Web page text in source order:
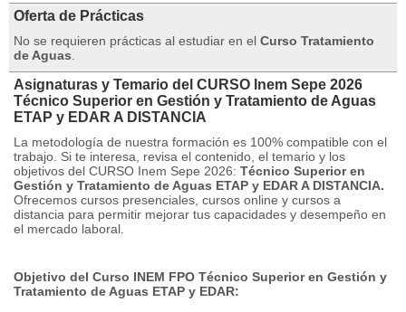
Oferta de Prácticas
No se requieren prácticas al estudiar en el Curso Tratamiento
de Aguas
Asignaturas y Temario del CURSO Inem Sepe 2026
Técnico Superior en Gestión y Tratamiento de Aguas
ETAP y EDAR A DISTANCIA
La metodología de nuestra formación es 100% compatible con el
trabajo. Si te interesa, revisa el contenido, el temario y los
objetivos del CURSO Inem Sepe 2026: Técnico Superior en
Gestión y Tratamiento de Aguas ETAP y EDAR A DISTANCIA.
Ofrecemos cursos presenciales, cursos online y cursos a
distancia para permitir mejorar tus capacidades y desempeño en
el mercado laboral.
Objetivo del Curso INEM FPO Técnico Superior en Gestión y
Tratamiento de Aguas ETAP y EDAR: